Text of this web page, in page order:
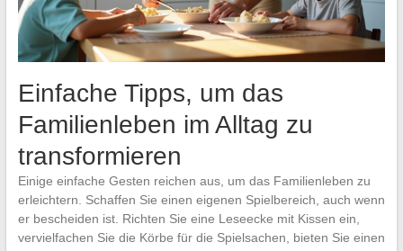
Einfache Tipps, um das
Familienleben im Alltag zu
transformieren
Einige einfache Gesten reichen aus, um das Familienleben zu
erleichtern. Schaffen Sie einen eigenen Spielbereich, auch wenn
er bescheiden ist. Richten Sie eine Leseecke mit Kissen ein,
vervielfachen Sie die Körbe für die Spielsachen, bieten Sie einen